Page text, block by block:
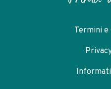
Termini e